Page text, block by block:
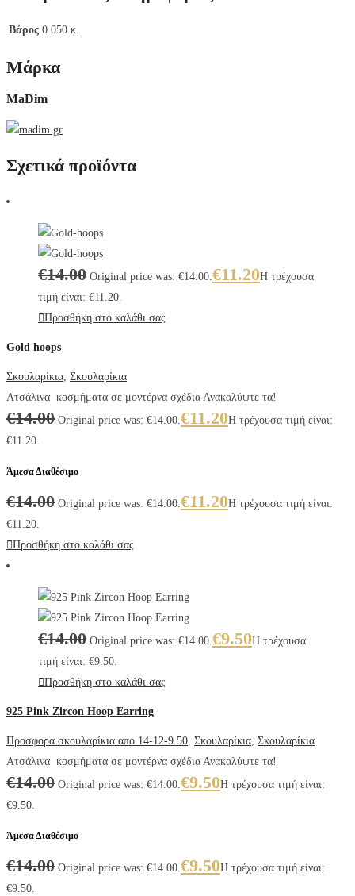
Βάρος 0.050 κ.
Μάρκα
MaDim
Σχετικά προϊόντα
€14.00 Original price was: €14.00.€11.20Η τρέχουσα
τιμή είναι: €11.20.
Προσθήκη στο καλάθι σας
Gold hoops
Σκουλαρίκια, Σκουλαρίκια
Ατσάλινα κοσμήματα σε μοντέρνα σχέδια Ανακαλύψτε τα!
€14.00 Original price was: €14.00.€11.20Η τρέχουσα τιμή είναι:
€11.20.
Άμεσα Διαθέσιμο
€14.00 Original price was: €14.00.€11.20Η τρέχουσα τιμή είναι:
€11.20.
Προσθήκη στο καλάθι σας
€14.00 Original price was: €14.00.€9.50Η τρέχουσα
τιμή είναι: €9.50.
Προσθήκη στο καλάθι σας
925 Pink Zircon Hoop Earring
Προσφορα σκουλαρίκια απο 14-12-9.50, Σκουλαρίκια, Σκουλαρίκια
Ατσάλινα κοσμήματα σε μοντέρνα σχέδια Ανακαλύψτε τα!
€14.00 Original price was: €14.00.€9.50Η τρέχουσα τιμή είναι:
€9.50.
Άμεσα Διαθέσιμο
€14.00 Original price was: €14.00.€9.50Η τρέχουσα τιμή είναι:
€9.50.